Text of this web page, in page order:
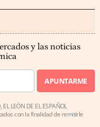
y las noticias
APUNTARME
LEÓN DE EL ESPAÑOL
con la finalidad de remitirle